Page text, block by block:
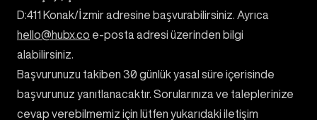
D:411 Konak/İzmir adresine başvurabilirsiniz. Ayrıca
hello@hubx.co e-posta adresi üzerinden bilgi
alabilirsiniz.
Başvurunuzu takiben 30 günlük yasal süre içerisinde
başvurunuz yanıtlanacaktır. Sorularınıza ve taleplerinize
cevap verebilmemiz için lütfen yukarıdaki iletişim